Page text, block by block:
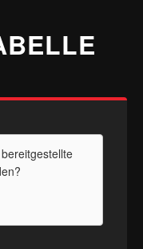
bereitgestellte